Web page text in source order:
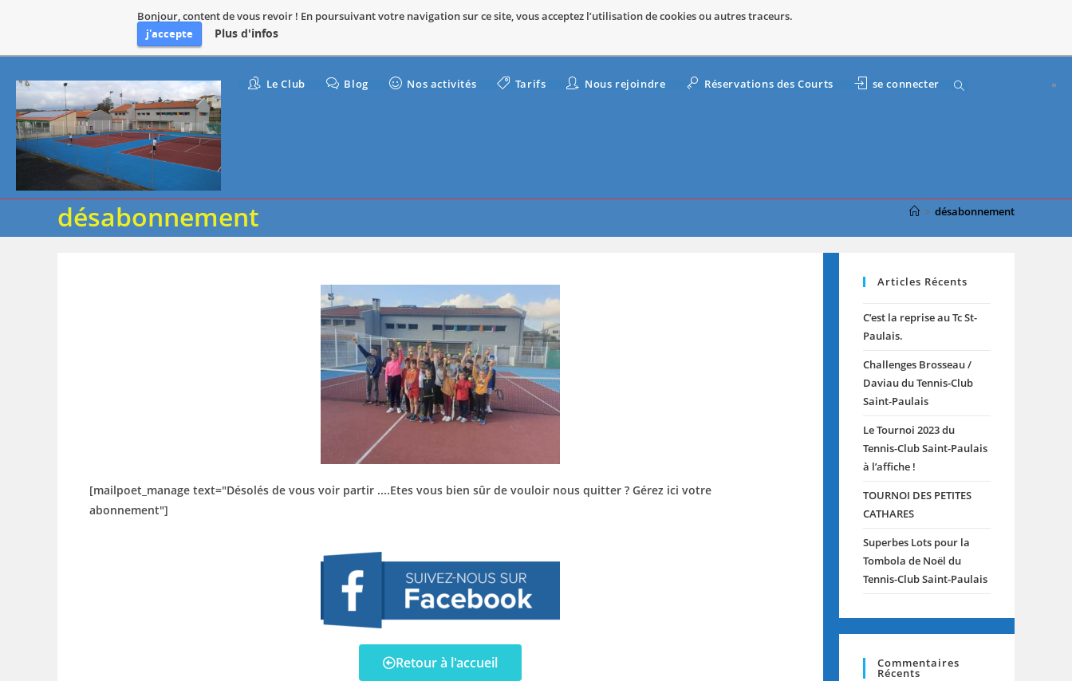
Bonjour, content de vous revoir ! En poursuivant votre navigation sur ce site, vous acceptez l’utilisation de cookies ou autres traceurs.
j'accepte
Plus d'infos
Le Club Blog Nos activités Tarifs Nous rejoindre Réservations des Courts se connecter
désabonnement > désabonnement
[mailpoet_manage text="Désolés de vous voir partir ....Etes vous bien sûr de vouloir nous quitter ? Gérez ici votre
abonnement"]
Retour à l'accueil
Articles Récents
C’est la reprise au Tc St-
Paulais.
Challenges Brosseau /
Daviau du Tennis-Club
Saint-Paulais
Le Tournoi 2023 du
Tennis-Club Saint-Paulais
à l’affiche !
TOURNOI DES PETITES
CATHARES
Superbes Lots pour la
Tombola de Noël du
Tennis-Club Saint-Paulais
Commentaires
Récents